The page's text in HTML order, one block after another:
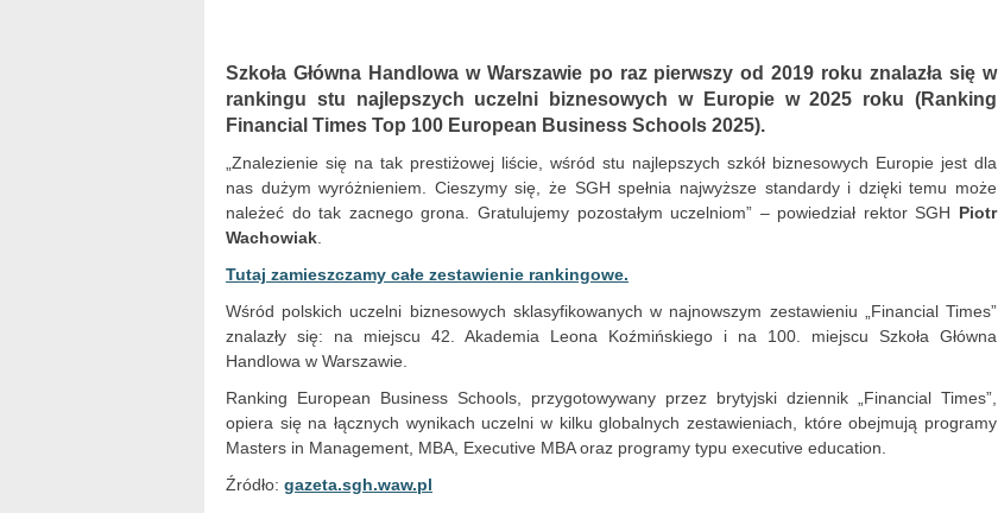
Szkoła Główna Handlowa w Warszawie po raz pierwszy od 2019 roku znalazła się w
rankingu stu najlepszych uczelni biznesowych w Europie w 2025 roku (Ranking
Financial Times Top 100 European Business Schools 2025).
„Znalezienie się na tak prestiżowej liście, wśród stu najlepszych szkół biznesowych Europie jest dla
nas dużym wyróżnieniem. Cieszymy się, że SGH spełnia najwyższe standardy i dzięki temu może
należeć do tak zacnego grona. Gratulujemy pozostałym uczelniom” – powiedział rektor SGH Piotr
Wachowiak
Tutaj zamieszczamy całe zestawienie rankingowe.
Wśród polskich uczelni biznesowych sklasyfikowanych w najnowszym zestawieniu „Financial Times”
znalazły się: na miejscu 42. Akademia Leona Koźmińskiego i na 100. miejscu Szkoła Główna
Handlowa w Warszawie.
Ranking European Business Schools, przygotowywany przez brytyjski dziennik „Financial Times”,
opiera się na łącznych wynikach uczelni w kilku globalnych zestawieniach, które obejmują programy
Masters in Management, MBA, Executive MBA oraz programy typu executive education.
Źródło: gazeta.sgh.waw.pl